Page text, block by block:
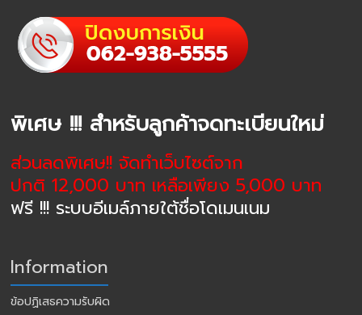
พิเศษ !!! สำหรับลูกค้าจดทะเบียนใหม่
ส่วนลดพิเศษ!! จัดทำเว็บไซต์จาก
ปกติ 12,000 บาท เหลือเพียง 5,000 บาท
ฟรี !!! ระบบอีเมล์ภายใต้ชื่อโดเมนเนม
Information
ข้อปฏิเสธความรับผิด